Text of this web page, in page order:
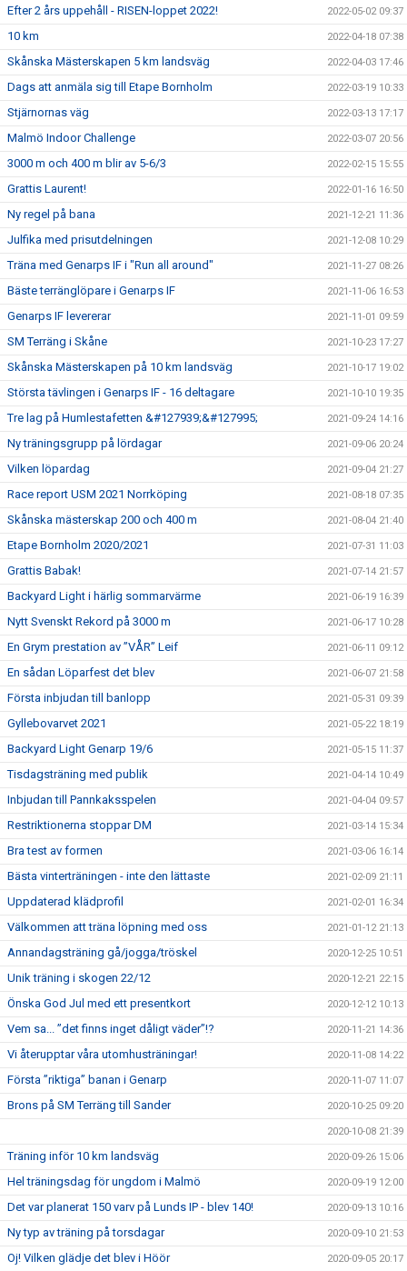
Efter 2 års uppehåll - RISEN-loppet 2022! 2022-05-02 09:37
10 km 2022-04-18 07:38
Skånska Mästerskapen 5 km landsväg 2022-04-03 17:46
Dags att anmäla sig till Etape Bornholm 2022-03-19 10:33
Stjärnornas väg 2022-03-13 17:17
Malmö Indoor Challenge 2022-03-07 20:56
3000 m och 400 m blir av 5-6/3 2022-02-15 15:55
Grattis Laurent! 2022-01-16 16:50
Ny regel på bana 2021-12-21 11:36
Julfika med prisutdelningen 2021-12-08 10:29
Träna med Genarps IF i "Run all around" 2021-11-27 08:26
Bäste terränglöpare i Genarps IF 2021-11-06 16:53
Genarps IF levererar 2021-11-01 09:59
SM Terräng i Skåne 2021-10-23 17:27
Skånska Mästerskapen på 10 km landsväg 2021-10-17 19:02
Största tävlingen i Genarps IF - 16 deltagare 2021-10-10 19:35
Tre lag på Humlestafetten &#127939;&#127995; 2021-09-24 14:16
Ny träningsgrupp på lördagar 2021-09-06 20:24
Vilken löpardag 2021-09-04 21:27
Race report USM 2021 Norrköping 2021-08-18 07:35
Skånska mästerskap 200 och 400 m 2021-08-04 21:40
Etape Bornholm 2020/2021 2021-07-31 11:03
Grattis Babak! 2021-07-14 21:57
Backyard Light i härlig sommarvärme 2021-06-19 16:39
Nytt Svenskt Rekord på 3000 m 2021-06-17 10:28
En Grym prestation av ”VÅR” Leif 2021-06-11 09:12
En sådan Löparfest det blev 2021-06-07 21:58
Första inbjudan till banlopp 2021-05-31 09:39
Gyllebovarvet 2021 2021-05-22 18:19
Backyard Light Genarp 19/6 2021-05-15 11:37
Tisdagsträning med publik 2021-04-14 10:49
Inbjudan till Pannkaksspelen 2021-04-04 09:57
Restriktionerna stoppar DM 2021-03-14 15:34
Bra test av formen 2021-03-06 16:14
Bästa vinterträningen - inte den lättaste 2021-02-09 21:11
Uppdaterad klädprofil 2021-02-01 16:34
Välkommen att träna löpning med oss 2021-01-12 21:13
Annandagsträning gå/jogga/tröskel 2020-12-25 10:51
Unik träning i skogen 22/12 2020-12-21 22:15
Önska God Jul med ett presentkort 2020-12-12 10:13
Vem sa... ”det finns inget dåligt väder”!? 2020-11-21 14:36
Vi återupptar våra utomhusträningar! 2020-11-08 14:22
Första ”riktiga” banan i Genarp 2020-11-07 11:07
Brons på SM Terräng till Sander 2020-10-25 09:20
2020-10-08 21:39
Träning inför 10 km landsväg 2020-09-26 15:06
Hel träningsdag för ungdom i Malmö 2020-09-19 12:00
Det var planerat 150 varv på Lunds IP - blev 140! 2020-09-13 10:16
Ny typ av träning på torsdagar 2020-09-10 21:53
Oj! Vilken glädje det blev i Höör 2020-09-05 20:17